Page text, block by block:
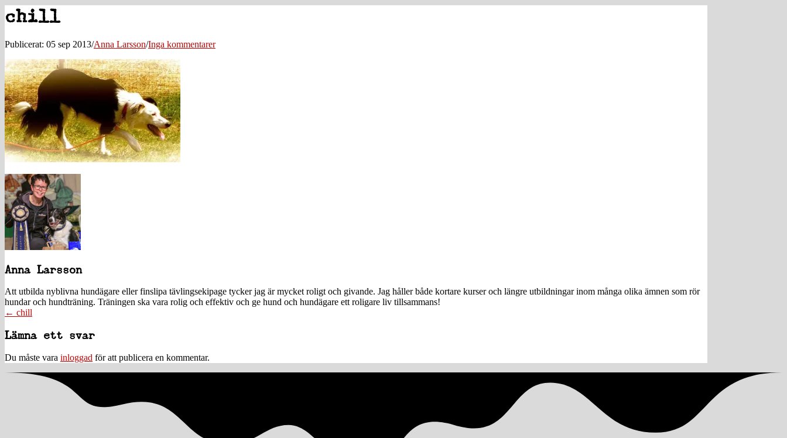
chill
Publicerat: 05 sep 2013/Anna Larsson/Inga kommentarer
Anna Larsson
Att utbilda nyblivna hundägare eller finslipa tävlingsekipage tycker jag är mycket roligt och givande. Jag håller både kortare kurser och längre utbildningar inom många olika ämnen som rör
hundar och hundträning. Träningen ska vara rolig och effektiv och ge hund och hundägare ett roligare liv tillsammans!
Posts
navigation
← chill
Läsarkommentarer
Lämna ett svar
Du måste vara inloggad för att publicera en kommentar.